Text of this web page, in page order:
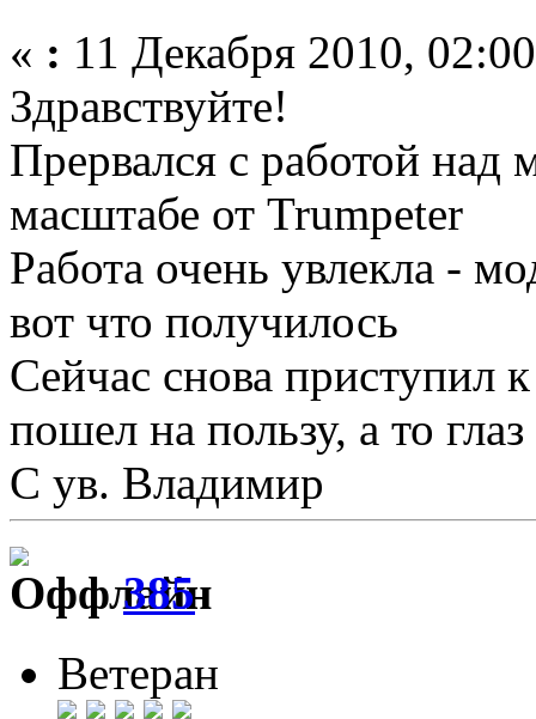
« : 11 Декабря 2010,
Здравствуйте!
Прервался с работой над
масштабе от Trumpeter
Работа очень увлекла -
вот что получилось
Сейчас снова приступил
пошел на пользу, а то
С ув. Владимир
385
Ветеран